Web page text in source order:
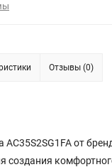
Отзывы (0)
AC35S2SG1FA от
создания